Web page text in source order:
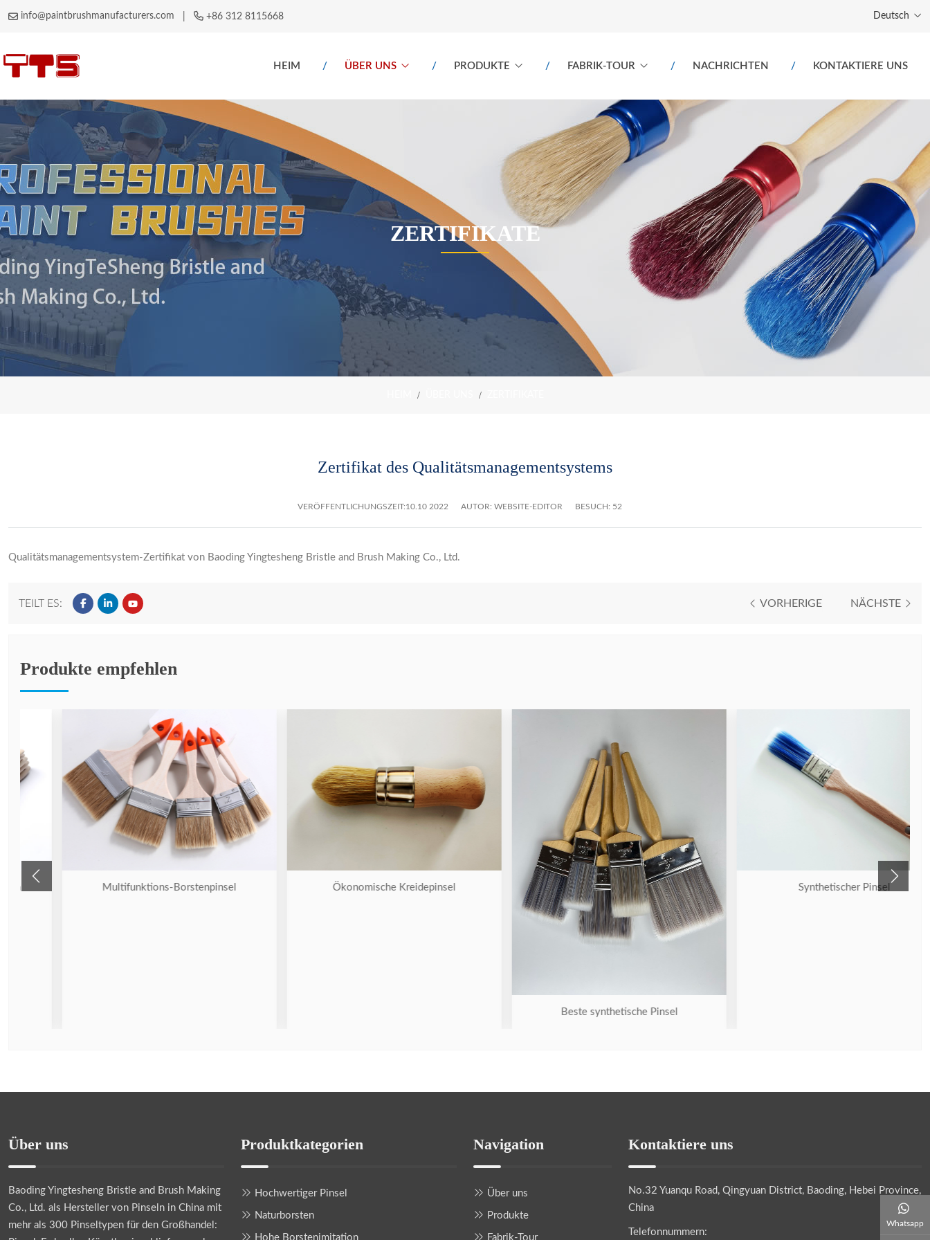
info@paintbrushmanufacturers.com +86 312 8115668 Deutsch
HEIM ÜBER UNS PRODUKTE FABRIK-TOUR NACHRICHTEN KONTAKTIERE UNS
ZERTIFIKATE
Zertifikat des Qualitätsmanagementsystems
VERÖFFENTLICHUNGSZEIT:10.10 2022 AUTOR: WEBSITE-EDITOR BESUCH: 52
Qualitätsmanagementsystem-Zertifikat von Baoding Yingtesheng Bristle and Brush Making Co., Ltd.
TEILT ES: VORHERIGE NÄCHSTE
Produkte empfehlen
Multifunktions-Borstenpinsel Ökonomische Kreidepinsel
Beste synthetische Pinsel
Synthetischer Pinsel
Über uns
Baoding Yingtesheng Bristle and Brush Making
Co., Ltd. als Hersteller von Pinseln in China mit
mehr als 300 Pinseltypen für den Großhandel:
Produktkategorien
Hochwertiger Pinsel
Naturborsten
Hohe Borstenimitation
Navigation
Über uns
Produkte
Fabrik-Tour
Kontaktiere uns
No.32 Yuanqu Road, Qingyuan District, Baoding, Hebei Province,
China
Telefonnummern:
Whatsapp